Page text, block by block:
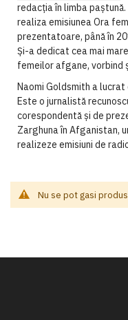
redacția în limba
realiza emisiunea Ora
prezentatoare, până în
Și-a dedicat cea mai
femeilor afgane, vorbind
Naomi Goldsmith a lucrat
Este o jurnalistă
corespondentă și de
Zarghuna în Afganistan,
realizeze emisiuni de
Nu se pot gasi